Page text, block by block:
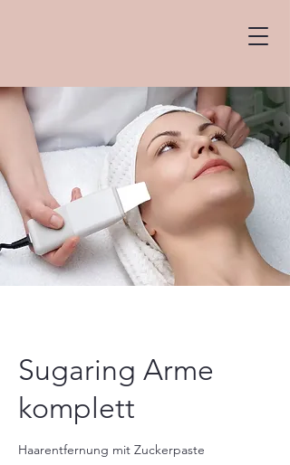
Sugaring Arme
komplett
Haarentfernung mit Zuckerpaste